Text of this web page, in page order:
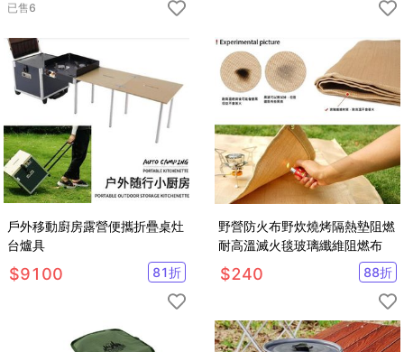
已售6
戶外移動廚房露營便攜折疊桌灶
台爐具
$9100 81折
野營防火布野炊燒烤隔熱墊阻燃
耐高溫滅火毯玻璃纖維阻燃布
$240 88折